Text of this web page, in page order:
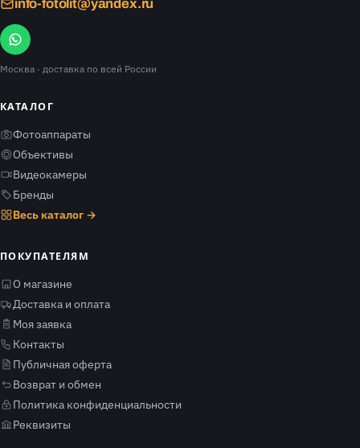
info-fotolit@yandex.ru
Москва · доставка по всей России
КАТАЛОГ
Фотоаппараты
Объективы
Видеокамеры
Бренды
Весь каталог →
ПОКУПАТЕЛЯМ
О магазине
Доставка и оплата
Моя заявка
Контакты
Публичная оферта
Возврат и обмен
Политика конфиденциальности
Реквизиты